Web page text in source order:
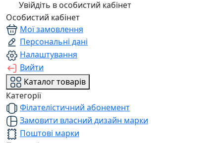
Увійдіть в особистий кабінет
Особистий кабінет
Мої замовлення
Персональні дані
Налаштування
Вийти
Каталог товарів
Категорії
Філателістичний абонемент
Замовити власний дизайн марки
Поштові марки